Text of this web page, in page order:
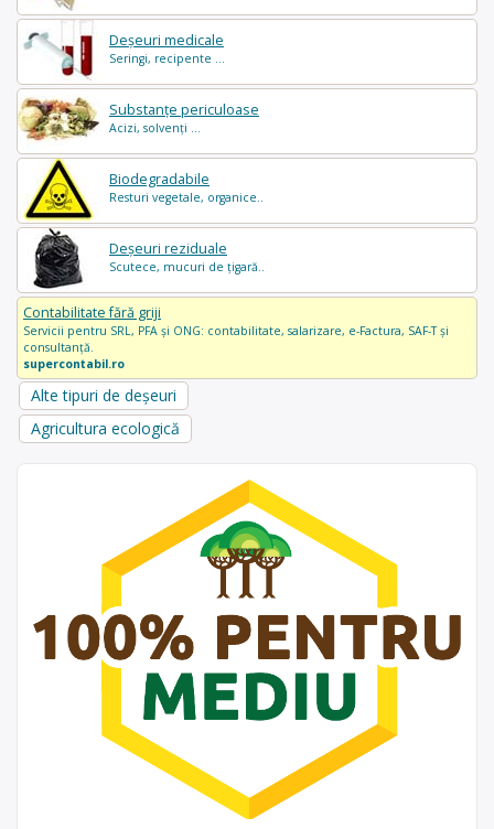
Deșeuri medicale
Seringi, recipente ...
Substanțe periculoase
Acizi, solvenți ...
Biodegradabile
Resturi vegetale, organice..
Deșeuri reziduale
Scutece, mucuri de țigară..
Contabilitate fără griji
Servicii pentru SRL, PFA și ONG: contabilitate, salarizare, e-Factura, SAF-T și
consultanță.
supercontabil.ro
Alte tipuri de deșeuri
Agricultura ecologică